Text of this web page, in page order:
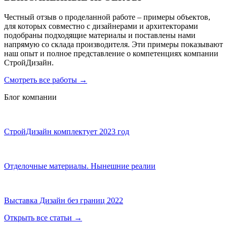
Честный отзыв о проделанной работе – примеры объектов,
для которых совместно с дизайнерами и архитекторами
подобраны подходящие материалы и поставлены нами
напрямую со склада производителя. Эти примеры показывают
наш опыт и полное представление о компетенциях компании
СтройДизайн.
Смотреть все работы →
Блог компании
СтройДизайн комплектует 2023 год
Отделочные материалы. Нынешние реалии
Выставка Дизайн без границ 2022
Открыть все статьи →